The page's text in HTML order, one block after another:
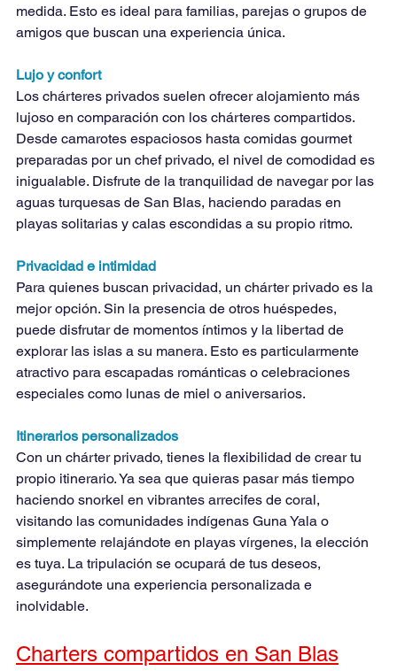
medida. Esto es ideal para familias, parejas o grupos de
amigos que buscan una experiencia única.
Lujo y confort
Los chárteres privados suelen ofrecer alojamiento más
lujoso en comparación con los chárteres compartidos.
Desde camarotes espaciosos hasta comidas gourmet
preparadas por un chef privado, el nivel de comodidad es
inigualable. Disfrute de la tranquilidad de navegar por las
aguas turquesas de San Blas, haciendo paradas en
playas solitarias y calas escondidas a su propio ritmo.
Privacidad e intimidad
Para quienes buscan privacidad, un chárter privado es la
mejor opción. Sin la presencia de otros huéspedes,
puede disfrutar de momentos íntimos y la libertad de
explorar las islas a su manera. Esto es particularmente
atractivo para escapadas románticas o celebraciones
especiales como lunas de miel o aniversarios.
Itinerarios personalizados
Con un chárter privado, tienes la flexibilidad de crear tu
propio itinerario. Ya sea que quieras pasar más tiempo
haciendo snorkel en vibrantes arrecifes de coral,
visitando las comunidades indígenas Guna Yala o
simplemente relajándote en playas vírgenes, la elección
es tuya. La tripulación se ocupará de tus deseos,
asegurándote una experiencia personalizada e
inolvidable.
Charters compartidos en San Blas